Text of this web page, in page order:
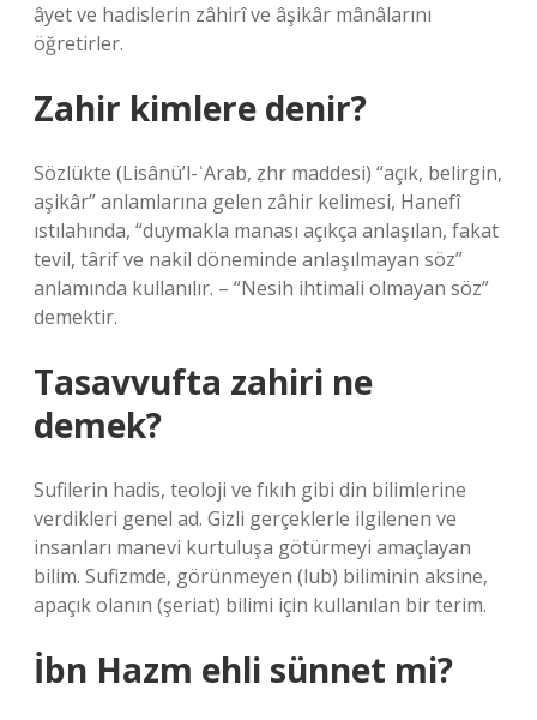
âyet ve hadislerin zâhirî ve âşikâr mânâlarını
öğretirler.
Zahir kimlere denir?
Sözlükte (Lisânü’l-ʿArab, ẓhr maddesi) “açık, belirgin,
aşikâr” anlamlarına gelen zâhir kelimesi, Hanefî
ıstılahında, “duymakla manası açıkça anlaşılan, fakat
tevil, târif ve nakil döneminde anlaşılmayan söz”
anlamında kullanılır. – “Nesih ihtimali olmayan söz”
demektir.
Tasavvufta zahiri ne
demek?
Sufilerin hadis, teoloji ve fıkıh gibi din bilimlerine
verdikleri genel ad. Gizli gerçeklerle ilgilenen ve
insanları manevi kurtuluşa götürmeyi amaçlayan
bilim. Sufizmde, görünmeyen (lub) biliminin aksine,
apaçık olanın (şeriat) bilimi için kullanılan bir terim.
İbn Hazm ehli sünnet mi?